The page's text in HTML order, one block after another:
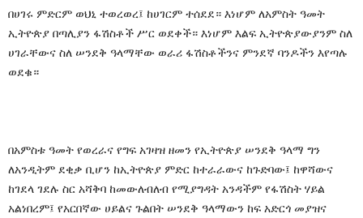
በሀገሩ ምድርም ወህኒ ተወረወረ፤ ከሀገርም ተሰደደ። እነሆም ለአምስት ዓመት
ኢትዮጵያ በጣሊያን ፋሽስቶች ሥር ወደቀች። እነሆም እልፍ ኢትዮጵያውያንም ስለ
ሀገራቸውና ስለ ሠንደቅ ዓላማቸው ወራሪ ፋሽስቶችንና ምንደኛ ባንዶችን እየጣሉ
ወደቁ።
በአምስቱ ዓመት የወረራና የግፍ አገዛዝ ዘመን የኢትዮጵያ ሠንደቅ ዓላማ ግን
ለአንዲትም ደቂቃ ቢሆን ከኢትዮጵያ ምድር ከተራራውና ከጉድባው፤ ከዋሻውና
ከገደላ ገደሉ ስር አሻቅባ ከመውለብለብ የሚያግዳት አንዳችም የፋሽስት ሃይል
አልነበረም፤ የአርበኛው ሀይልና ጉልበት ሠንደቅ ዓላማውን ከፍ አድርጎ መያዝና